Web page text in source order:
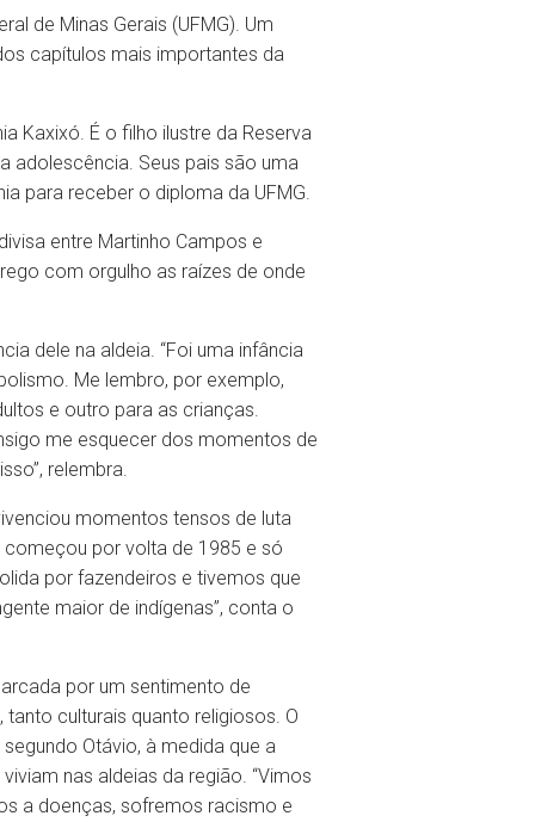
de Minas Gerais (UFMG). Um
capítulos mais importantes da
Kaxixó. É o filho ilustre da Reserva
adolescência. Seus pais são uma
para receber o diploma da UFMG.
entre Martinho Campos e
com orgulho as raízes de onde
dele na aldeia. “Foi uma infância
Me lembro, por exemplo,
e outro para as crianças.
me esquecer dos momentos de
relembra.
momentos tensos de luta
por volta de 1985 e só
por fazendeiros e tivemos que
maior de indígenas”, conta o
por um sentimento de
culturais quanto religiosos. O
Otávio, à medida que a
nas aldeias da região. “Vimos
a doenças, sofremos racismo e